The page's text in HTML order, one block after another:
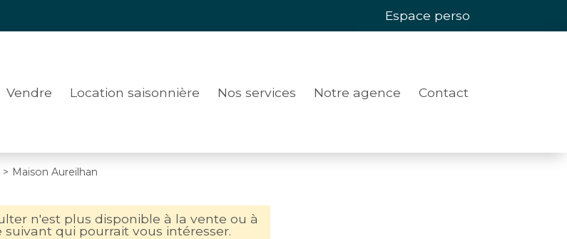
Espace perso
Vendre Location saisonnière Nos services Notre agence Contact
> Maison Aureilhan
n'est plus disponible à la vente ou à
qui pourrait vous intéresser.